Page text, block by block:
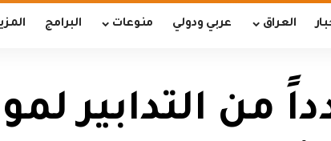
العراق عربي ودولي منوعات البرامج
من التدابير